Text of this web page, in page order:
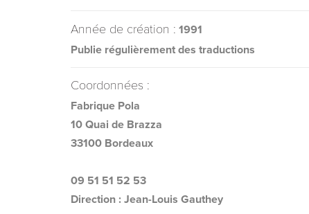
Année de création : 1991
Publie régulièrement des traductions
Coordonnées :
Fabrique Pola
10 Quai de Brazza
33100 Bordeaux
09 51 51 52 53
Direction : Jean-Louis Gauthey